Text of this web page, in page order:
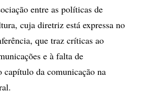
entre as políticas de
cuja diretriz está expressa no
que traz críticas ao
e à falta de
capítulo da comunicação na